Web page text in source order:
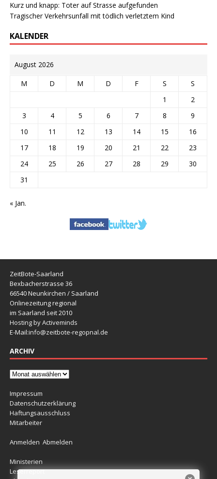
Kurz und knapp: Toter auf Strasse aufgefunden
Tragischer Verkehrsunfall mit tödlich verletztem Kind
KALENDER
August 2026
M D M D F S
S
1
2
3
4 5 6 7 8
9
10
11 12 13 14 15
16
17
18 19 20 21 22
23
24
25 26 27 28 29
30
31
« Jan.
ZeitBote-Saarland
Bexbacherstrasse 36
66540 Neunkirchen / Saarland
Onlinezeitung regional
im Saarland seit 2010
Hosting by Activeminds
E-Mail:info@zeitbote-regopnal.de
ARCHIV
Impressum
Datenschutzerklärung
Haftungsausschluss
Mitarbeiter
Anmelden Abmelden
Ministerien
Leserreport